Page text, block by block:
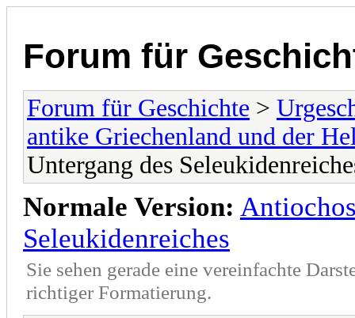
Forum für
Forum für Geschichte >
antike Griechenland und der
Untergang des
Normale Version:
Seleukidenreiches
Sie sehen gerade eine vereinfachte
richtiger Formatierung.